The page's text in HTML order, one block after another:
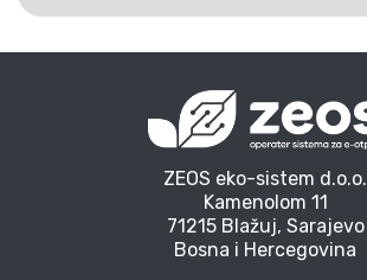
ZEOS eko-sistem d.o.o.
Kamenolom 11
71215 Blažuj, Sarajevo
Bosna i Hercegovina